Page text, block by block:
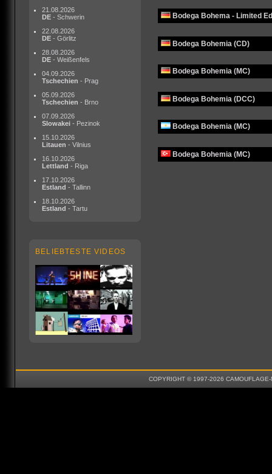
21.08.2026
DE - Schwerin
22.08.2026
DE - Görlitz
28.08.2026
DE - Weißenfels
04.09.2026
Tschechien - Prag
05.09.2026
Tschechien - Brno
07.09.2026
Slowakei - Pezinok
15.10.2026
Litauen - Vilnius
16.10.2026
Lettland - Riga
17.10.2026
Estland - Tallinn
18.10.2026
Estland - Tartu
BELIEBTESTE VIDEOS
Bodega Bohema - Limited
Bodega Bohemia (CD)
Bodega Bohemia (MC)
Bodega Bohemia (DCC)
Bodega Bohemia (MC)
Bodega Bohemia (MC)
COPYRIGHT © 1997-2026 CAMOUFLAGE-